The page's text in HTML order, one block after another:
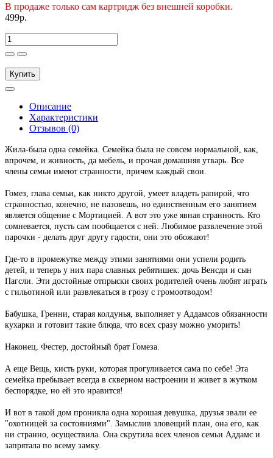
В продаже только сам картридж без внешней коробки.
499р.
Купить
Описание
Характеристики
Отзывов (0)
Жила-была одна семейка. Семейка была не совсем нормальной, как,
впрочем, и живность, да мебель, и прочая домашняя утварь. Все
члены семьи имеют странности, причем каждый свои.
Гомез, глава семьи, как никто другой, умеет владеть рапирой, что
странностью, конечно, не назовешь, но единственным его занятием
является общение с Мортицией. А вот это уже явная странность. Кто
сомневается, пусть сам пообщается с ней. Любимое развлечение этой
парочки - делать друг другу гадости, они это обожают!
Где-то в промежутке между этими занятиями они успели родить
детей, и теперь у них пара славных ребятишек: дочь Венсди и сын
Пагсли. Эти достойные отпрыски своих родителей очень любят играть
с гильотиной или развлекаться в грозу с громоотводом!
Бабушка, Гренни, старая колдунья, выполняет у Аддамсов обязанности
кухарки и готовит такие блюда, что всех сразу можно уморить!
Наконец, Фестер, достойный брат Гомеза.
А еще Вещь, кисть руки, которая прогуливается сама по себе! Эта
семейка пребывает всегда в скверном настроении и живет в жутком
беспорядке, но ей это нравится!
И вот в такой дом проникла одна хорошая девушка, друзья звали ее
"охотницей за состояниями". Замыслив зловещий план, она его, как
ни странно, осуществила. Она скрутила всех членов семьи Аддамс и
запрятала по всему замку.